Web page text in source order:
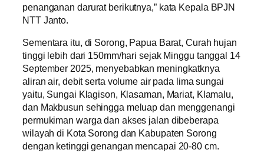
penanganan darurat berikutnya,” kata Kepala BPJN
NTT Janto.
Sementara itu, di Sorong, Papua Barat, Curah hujan
tinggi lebih dari 150mm/hari sejak Minggu tanggal 14
September 2025, menyebabkan meningkatknya
aliran air, debit serta volume air pada lima sungai
yaitu, Sungai Klagison, Klasaman, Mariat, Klamalu,
dan Makbusun sehingga meluap dan menggenangi
permukiman warga dan akses jalan dibeberapa
wilayah di Kota Sorong dan Kabupaten Sorong
dengan ketinggi genangan mencapai 20-80 cm.